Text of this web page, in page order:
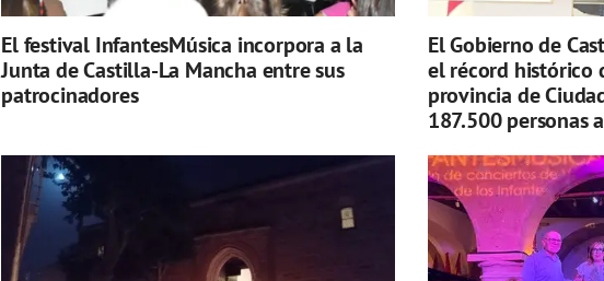
El festival InfantesMúsica incorpora a la
Junta de Castilla-La Mancha entre sus
patrocinadores
El Gobierno de
el récord histórico
provincia de
187.500 personas